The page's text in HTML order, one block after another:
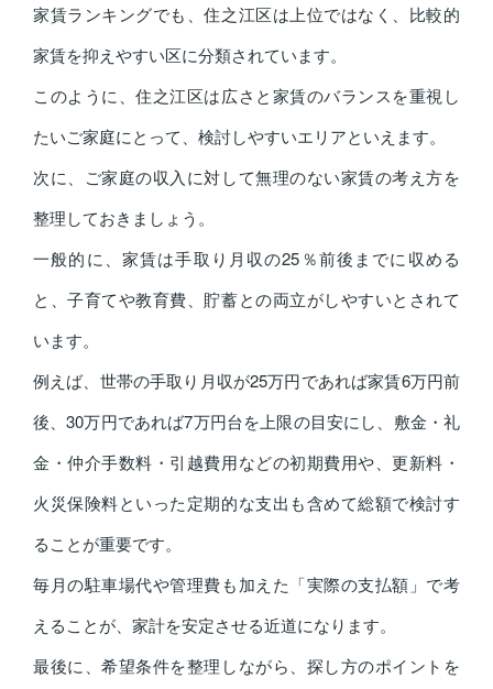
家賃ランキングでも、住之江区は上位ではなく、比較的
家賃を抑えやすい区に分類されています。
このように、住之江区は広さと家賃のバランスを重視し
たいご家庭にとって、検討しやすいエリアといえます。
次に、ご家庭の収入に対して無理のない家賃の考え方を
整理しておきましょう。
一般的に、家賃は手取り月収の25％前後までに収める
と、子育てや教育費、貯蓄との両立がしやすいとされて
います。
例えば、世帯の手取り月収が25万円であれば家賃6万円前
後、30万円であれば7万円台を上限の目安にし、敷金・礼
金・仲介手数料・引越費用などの初期費用や、更新料・
火災保険料といった定期的な支出も含めて総額で検討す
ることが重要です。
毎月の駐車場代や管理費も加えた「実際の支払額」で考
えることが、家計を安定させる近道になります。
最後に、希望条件を整理しながら、探し方のポイントを